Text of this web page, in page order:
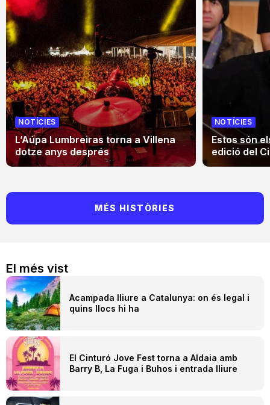
El més vist
Acampada lliure a Catalunya: on és legal i
quins llocs hi ha
El Cinturó Jove Fest torna a Aldaia amb
Barry B, La Fuga i Buhos i entrada lliure
NOTÍCIES
L’Aúpa Lumbreiras torna a Villena
dotze anys després
NOTÍCIES
Estos són
edició del
MÉS HISTÒRIES